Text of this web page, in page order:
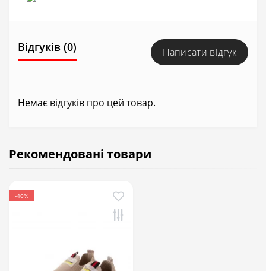
Відгуків (0) Написати відгук
Немає відгуків про цей товар.
Рекомендовані товари
-40%